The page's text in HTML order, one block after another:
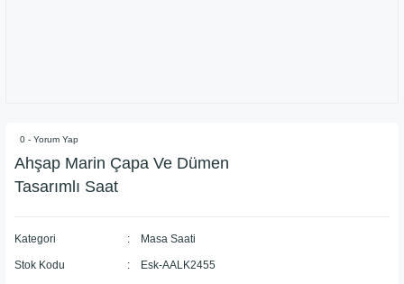
0 - Yorum Yap
Ahşap Marin Çapa Ve Dümen
Tasarımlı Saat
Kategori Masa Saati
Stok Kodu Esk-AALK2455